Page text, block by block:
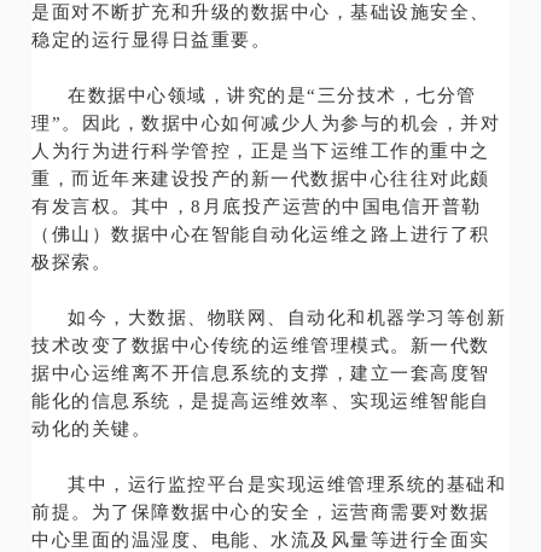
是面对不断扩充和升级的数据中心，基础设施安全、
稳定的运行显得日益重要。
在数据中心领域，讲究的是“三分技术，七分管
理”。因此，数据中心如何减少人为参与的机会，并对
人为行为进行科学管控，正是当下运维工作的重中之
重，而近年来建设投产的新一代数据中心往往对此颇
有发言权。其中，8月底投产运营的中国电信开普勒
（佛山）数据中心在智能自动化运维之路上进行了积
极探索。
如今，大数据、物联网、自动化和机器学习等创新
技术改变了数据中心传统的运维管理模式。新一代数
据中心运维离不开信息系统的支撑，建立一套高度智
能化的信息系统，是提高运维效率、实现运维智能自
动化的关键。
其中，运行监控平台是实现运维管理系统的基础和
前提。为了保障数据中心的安全，运营商需要对数据
中心里面的温湿度、电能、水流及风量等进行全面实